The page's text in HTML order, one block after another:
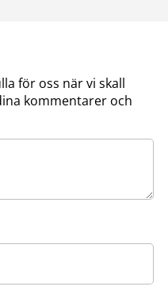
för oss när vi skall
kommentarer och